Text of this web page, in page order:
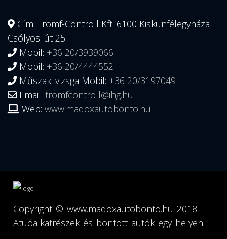
Cím: Tromf-Controll Kft. 6100 Kiskunfélegyháza
Csólyosi út 25.
Mobil: +36 20/3939066
Mobil: +36 20/4444552
Műszaki vizsga Mobil: +36 20/3197049
Email: tromfcontroll@ihg.hu
Web: www.madoxautobonto.hu
Copyright © www.madoxautobonto.hu 2018
Atuóalkatrészek és bontott autók egy helyen!